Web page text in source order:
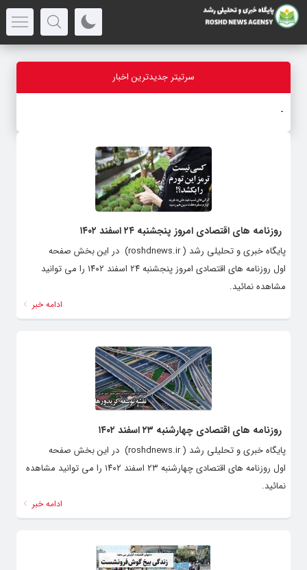
سرتیتر جدیدترین اخبار
قیمت س
روزنامه های اقتصادی امروز پنجشنبه ۲۴ اسفند ۱۴۰۲
پایگاه خبری و تحلیلی رشد ( roshdnews.ir) در این بخش صفحه
اول روزنامه های اقتصادی امروز پنجشنبه ۲۴ اسفند ۱۴۰۲ را می توانید
مشاهده نمائید.
ادامه خبر
روزنامه های اقتصادی چهارشنبه ۲۳ اسفند ۱۴۰۲
پایگاه خبری و تحلیلی رشد ( roshdnews.ir) در این بخش صفحه
اول روزنامه های اقتصادی چهارشنبه ۲۳ اسفند ۱۴۰۲ را می توانید مشاهده
نمائید.
ادامه خبر